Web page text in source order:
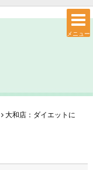
メニュー
大和店：ダイエットに